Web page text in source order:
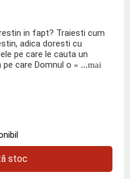
in fapt? Traiesti cum
adica doresti cu
pe care le cauta un
care Domnul o » ...mai
stoc